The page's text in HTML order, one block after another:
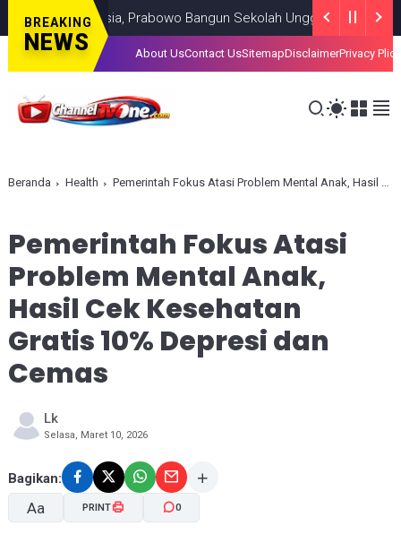
BREAKING
NEWS
Indonesia, Prabowo Bangun Sekolah Unggulan hingga Undang
About UsContact UsSitemapDisclaimerPrivacy Plice
Beranda Health Pemerintah Fokus Atasi Problem Mental Anak, Hasil Cek Kesehatan Gratis 10% Depresi dan Cemas
Pemerintah Fokus Atasi
Problem Mental Anak,
Hasil Cek Kesehatan
Gratis 10% Depresi dan
Cemas
Lk
Selasa, Maret 10, 2026
Bagikan:
Aa PRINT 0